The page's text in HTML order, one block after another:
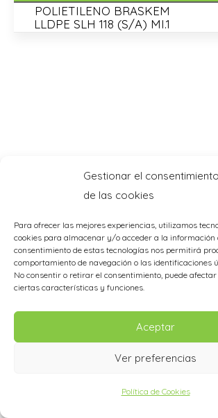
Gestionar el consentimiento
de las cookies
Para ofrecer las mejores experiencias, utilizamos
cookies para almacenar y/o acceder a la información
consentimiento de estas tecnologías nos permitirá
comportamiento de navegación o las identificaciones
No consentir o retirar el consentimiento, puede
ciertas características y funciones.
Aceptar
Ver preferencias
Política de Cookies
POLIETILENO BRASKEM
LLDPE SLH 118 (S/A) MI.1